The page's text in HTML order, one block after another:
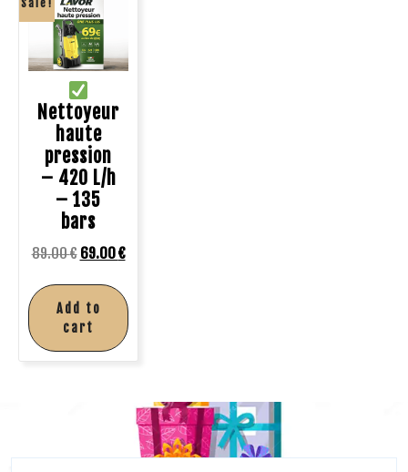
Sale!
Nettoyeur
haute
pression
– 420 L/h
– 135
bars
89.00€ 69.00€
Add to
cart